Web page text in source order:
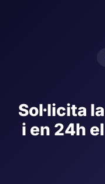
Sol·licita
i en 24h